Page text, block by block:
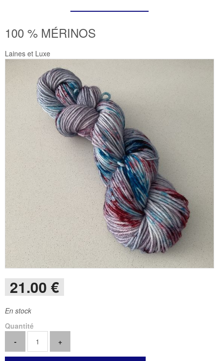
100 % MÉRINOS
Laines et Luxe
21.00 €
En stock
Quantité